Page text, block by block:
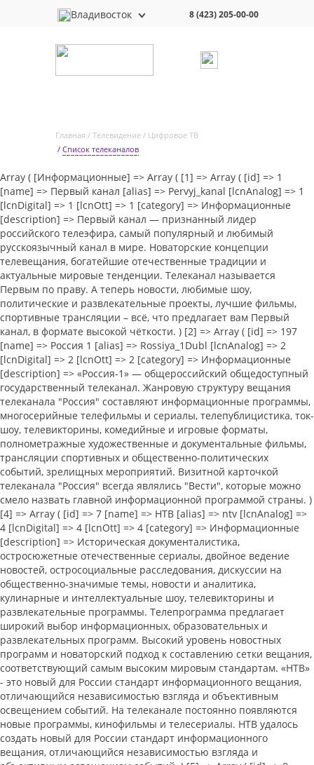
Владивосток 8 (423) 205-00-00
Главная Телевидение
Цифровое ТВ
Список телеканалов
Array ( [Информационные] => Array ( [1] => Array ( [id] => 1
[name] => Первый канал [alias] => Pervyj_kanal [lcnAnalog] => 1
[lcnDigital] => 1 [lcnOtt] => 1 [category] => Информационные
[description] => Первый канал — признанный лидер
российского телеэфира, самый популярный и любимый
русскоязычный канал в мире. Новаторские концепции
телевещания, богатейшие отечественные традиции и
актуальные мировые тенденции. Телеканал называется
Первым по праву. А теперь новости, любимые шоу,
политические и развлекательные проекты, лучшие фильмы,
спортивные трансляции – всё, что предлагает вам Первый
канал, в формате высокой чёткости. ) [2] => Array ( [id] => 197
[name] => Россия 1 [alias] => Rossiya_1Dubl [lcnAnalog] => 2
[lcnDigital] => 2 [lcnOtt] => 2 [category] => Информационные
[description] => «Россия-1» — общероссийский общедоступный
государственный телеканал. Жанровую структуру вещания
телеканала "Россия" составляют информационные программы,
многосерийные телефильмы и сериалы, телепублицистика, ток-
шоу, телевикторины, комедийные и игровые форматы,
полнометражные художественные и документальные фильмы,
трансляции спортивных и общественно-политических
событий, зрелищных мероприятий. Визитной карточкой
телеканала "Россия" всегда являлись "Вести", которые можно
смело назвать главной информационной программой страны. )
[4] => Array ( [id] => 7 [name] => НТВ [alias] => ntv [lcnAnalog] =>
4 [lcnDigital] => 4 [lcnOtt] => 4 [category] => Информационные
[description] => Историческая документалистика,
остросюжетные отечественные сериалы, двойное ведение
новостей, остросоциальные расследования, дискуссии на
общественно-значимые темы, новости и аналитика,
кулинарные и интеллектуальные шоу, телевикторины и
развлекательные программы. Телепрограмма предлагает
широкий выбор информационных, образовательных и
развлекательных программ. Высокий уровень новостных
программ и новаторский подход к составлению сетки вещания,
соответствующий самым высоким мировым стандартам. «НТВ»
- это новый для России стандарт информационного вещания,
отличающийся независимостью взгляда и объективным
освещением событий. На телеканале постоянно появляются
новые программы, кинофильмы и телесериалы. НТВ удалось
создать новый для России стандарт информационного
вещания, отличающийся независимостью взгляда и